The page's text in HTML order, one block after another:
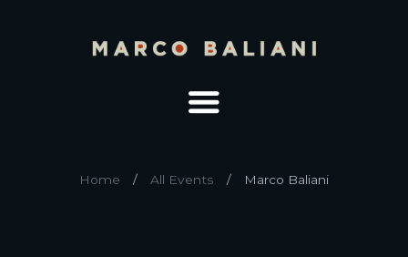
Home All Events Marco Baliani